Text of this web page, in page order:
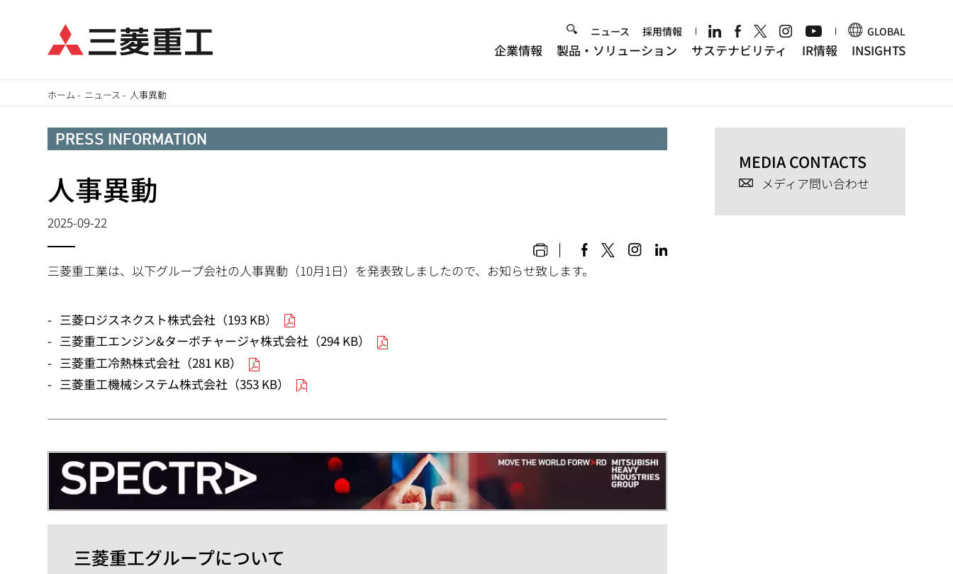
イ
Header
ニュース 採用情報 GLOBAL
企業情報 製品・ソリューション サステナビリティ IR情報 INSIGHTS
ホーム - ニュース - 人事異動
PRESS INFORMATION
人事異動
2025-09-22
三菱重工業は、以下グループ会社の人事異動（10月1日）を発表致しましたので、お知らせ致します。
三菱ロジスネクスト株式会社（193 KB）
三菱重工エンジン&ターボチャージャ株式会社（294 KB）
三菱重工冷熱株式会社（281 KB）
三菱重工機械システム株式会社（353 KB）
三菱重工グループについて
MEDIA CONTACTS
メディア問い合わせ